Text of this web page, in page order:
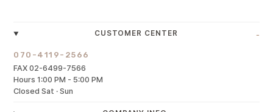
CUSTOMER CENTER -
070-4119-2566
FAX 02-6499-7566
Hours 1:00 PM - 5:00 PM
Closed Sat · Sun